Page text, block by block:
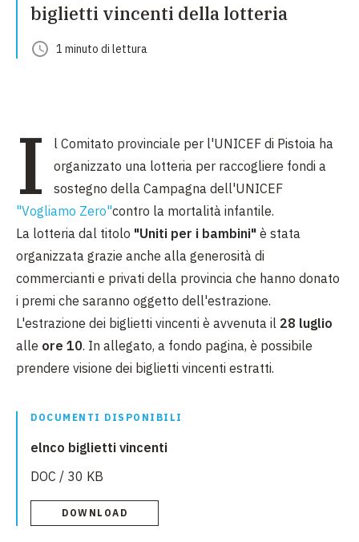
biglietti vincenti della lotteria
1 minuto di lettura
I
l Comitato provinciale per l'UNICEF di Pistoia ha
organizzato una lotteria per raccogliere fondi a
sostegno della Campagna dell'UNICEF
"Vogliamo Zero"contro la mortalità infantile.
La lotteria dal titolo "Uniti per i bambini" è stata
organizzata grazie anche alla generosità di
commercianti e privati della provincia che hanno donato
i premi che saranno oggetto dell'estrazione.
L'estrazione dei biglietti vincenti è avvenuta il 28 luglio
alle ore 10. In allegato, a fondo pagina, è possibile
prendere visione dei biglietti vincenti estratti.
DOCUMENTI DISPONIBILI
elnco biglietti vincenti
DOC / 30 KB
DOWNLOAD